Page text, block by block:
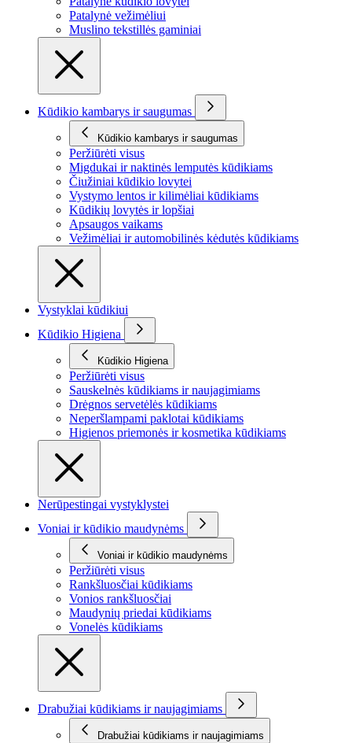
Patalynė vežimėliui
Muslino tekstillės gaminiai
Kūdikio kambarys ir saugumas
Kūdikio kambarys ir saugumas
Peržiūrėti visus
Migdukai ir naktinės lemputės kūdikiams
Čiužiniai kūdikio lovytei
Vystymo lentos ir kilimėliai kūdikiams
Kūdikių lovytės ir lopšiai
Apsaugos vaikams
Vežimėliai ir automobilinės kėdutės kūdikiams
Vystyklai kūdikiui
Kūdikio Higiena
Kūdikio Higiena
Peržiūrėti visus
Sauskelnės kūdikiams ir naujagimiams
Drėgnos servetėlės kūdikiams
Neperšlampami paklotai kūdikiams
Higienos priemonės ir kosmetika kūdikiams
Nerūpestingai vystyklystei
Voniai ir kūdikio maudynėms
Voniai ir kūdikio maudynėms
Peržiūrėti visus
Rankšluosčiai kūdikiams
Vonios rankšluosčiai
Maudynių priedai kūdikiams
Vonelės kūdikiams
Drabužiai kūdikiams ir naujagimiams
Drabužiai kūdikiams ir naujagimiams